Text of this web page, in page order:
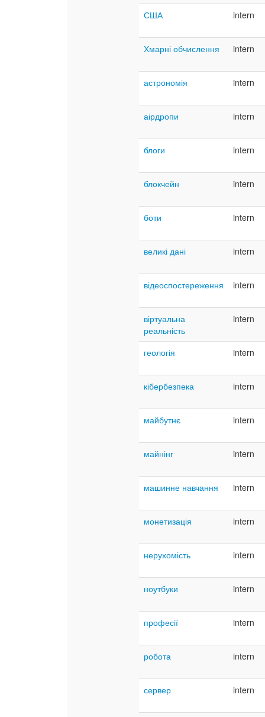
США intern
Хмарні обчислення intern
астрономія intern
аірдропи intern
блоги intern
блокчейн intern
боти intern
великі дані intern
відеоспостереження intern
віртуальна
реальність
intern
геологія intern
кібербезпека intern
майбутнє intern
майнінг intern
машинне навчання intern
монетизація intern
нерухомість intern
ноутбуки intern
професії intern
робота intern
сервер intern